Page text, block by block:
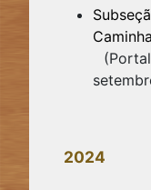
2024